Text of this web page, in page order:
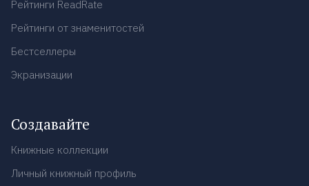
Рейтинги ReadRate
Рейтинги от знаменитостей
Бестселлеры
Экранизации
Создавайте
Книжные коллекции
Личный книжный профиль